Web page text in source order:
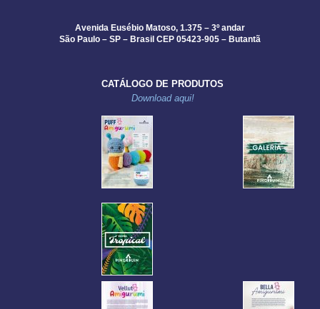
Avenida Eusébio Matoso, 1.375 – 3º andar
São Paulo – SP – Brasil CEP 05423-905 – Butantã
CATÁLOGO DE PRODUTOS
Download aqui!